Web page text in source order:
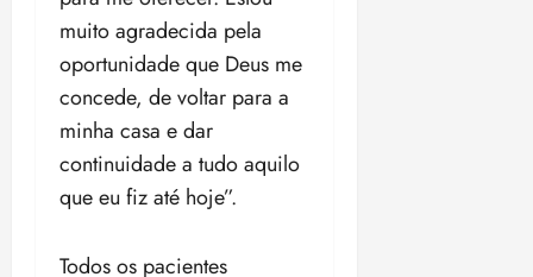
muito agradecida pela
oportunidade que Deus me
concede, de voltar para a
minha casa e dar
continuidade a tudo aquilo
que eu fiz até hoje”.
Todos os pacientes